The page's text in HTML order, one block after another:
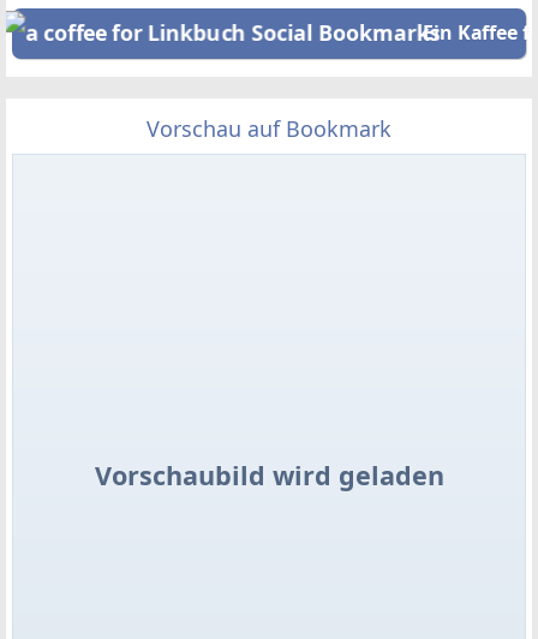
Ein Kaffee
Vorschau auf Bookmark
Vorschaubild wird geladen